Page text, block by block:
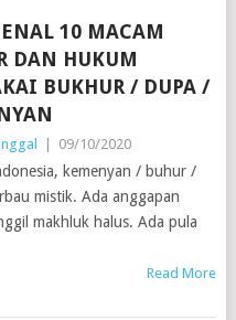
10 MACAM
DAN HUKUM
BUKHUR / DUPA /
| 09/10/2020
kemenyan / buhur /
mistik. Ada anggapan
makhluk halus. Ada pula
Read More